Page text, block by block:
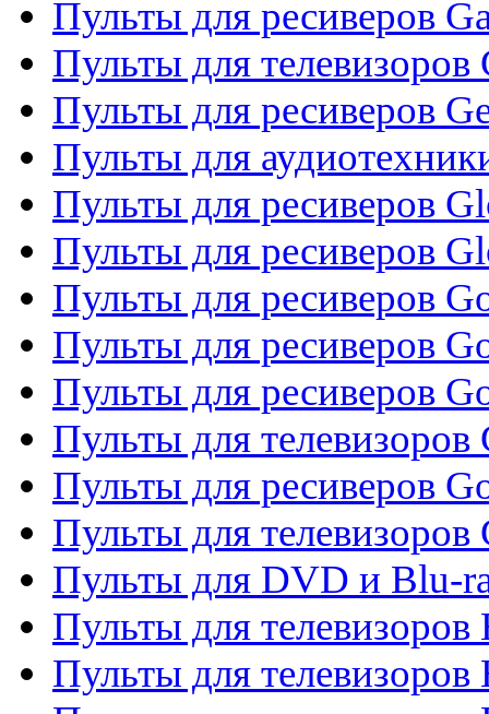
Пульты для ресиверов
Пульты для телевизоров
Пульты для ресиверов
Пульты для
Пульты для ресиверов
Пульты для ресиверов
Пульты для ресиверов
Пульты для ресиверов
Пульты для ресиверов
Пульты для телевизоров
Пульты для ресиверов
Пульты для телевизоров
Пульты для DVD и Blu-
Пульты для телевизоров
Пульты для телевизоров